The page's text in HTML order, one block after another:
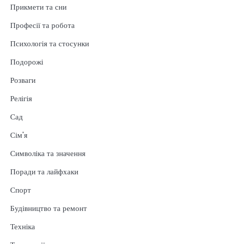
Прикмети та сни
Професії та робота
Психологія та стосунки
Подорожі
Розваги
Релігія
Сад
Сім'я
Символіка та значення
Поради та лайфхаки
Спорт
Будівництво та ремонт
Техніка